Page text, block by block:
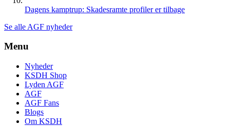
Dagens kamptrup: Skadesramte profiler er tilbage
Se alle AGF nyheder
Menu
Nyheder
KSDH Shop
Lyden AGF
AGF
AGF Fans
Blogs
Om KSDH